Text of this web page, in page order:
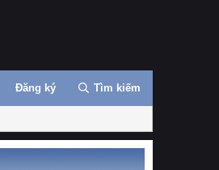
Đăng ký Tìm kiếm